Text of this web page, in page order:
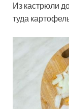
Из кастрюли
туда